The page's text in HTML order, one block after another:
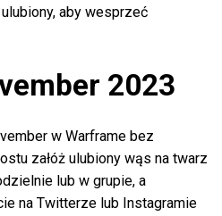
aby wesprzeć
2023
w Warframe bez
załóż ulubiony wąs na twarz
lub w grupie, a
na Twitterze lub Instagramie